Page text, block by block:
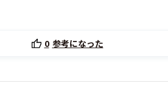
0 参考になった